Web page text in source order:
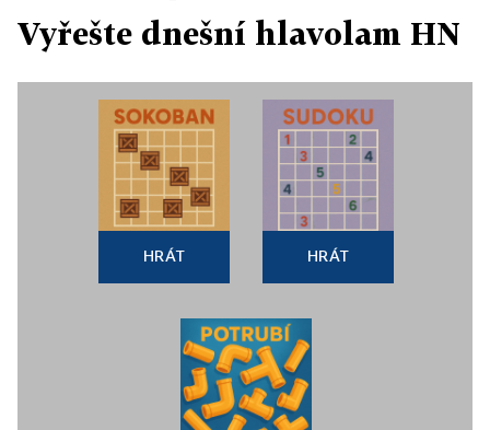
Vyřešte dnešní hlavolam HN
HRÁT HRÁT